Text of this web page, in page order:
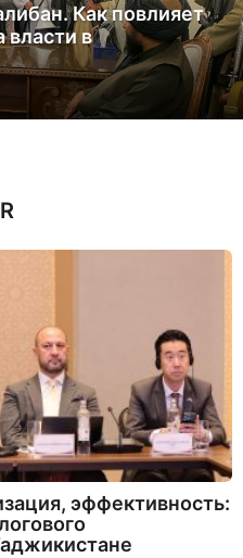
Как повлияет
власти в
эффективность: